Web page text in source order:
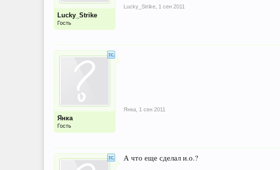
Lucky_Strike
Гость
Lucky_Strike 1 сен 2011
Янка
Гость
Янка 1 сен 2011
А что еще сделал и.о.?